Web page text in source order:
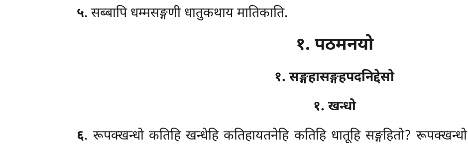
५. सब्बापि धम्मसङ्गणी धातुकथाय मातिकाति.
१. पठमनयो
१. सङ्गहासङ्गहपदनिद्देसो
१. खन्धो
६. रूपक्खन्धो कतिहि खन्धेहि कतिहायतनेहि कतिहि धातूहि सङ्गहितो? रूपक्खन्धो